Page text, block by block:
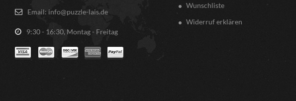
Email: info@puzzle-lais.de
9:30 - 16:30, Montag - Freitag
Wunschliste
Widerruf erklären